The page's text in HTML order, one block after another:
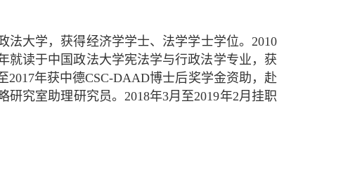
法大学，获得经济学学士、法学学士学位。2010
就读于中国政法大学宪法学与行政法学专业，获
年获中德CSC-DAAD博士后奖学金资助，赴
究室助理研究员。2018年3月至2019年2月挂职